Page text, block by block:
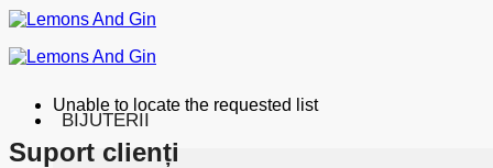
BIJUTERII
Unable to locate the requested list
Suport clienți